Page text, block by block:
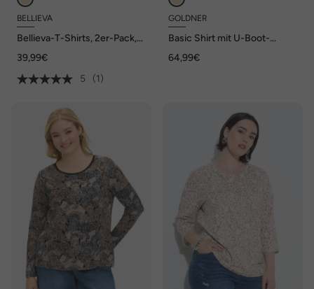
BELLIEVA
Bellieva-T-Shirts, 2er-Pack,
39,99€
5
(1)
GOLDNER
Basic Shirt mit U-Boot-
64,99€